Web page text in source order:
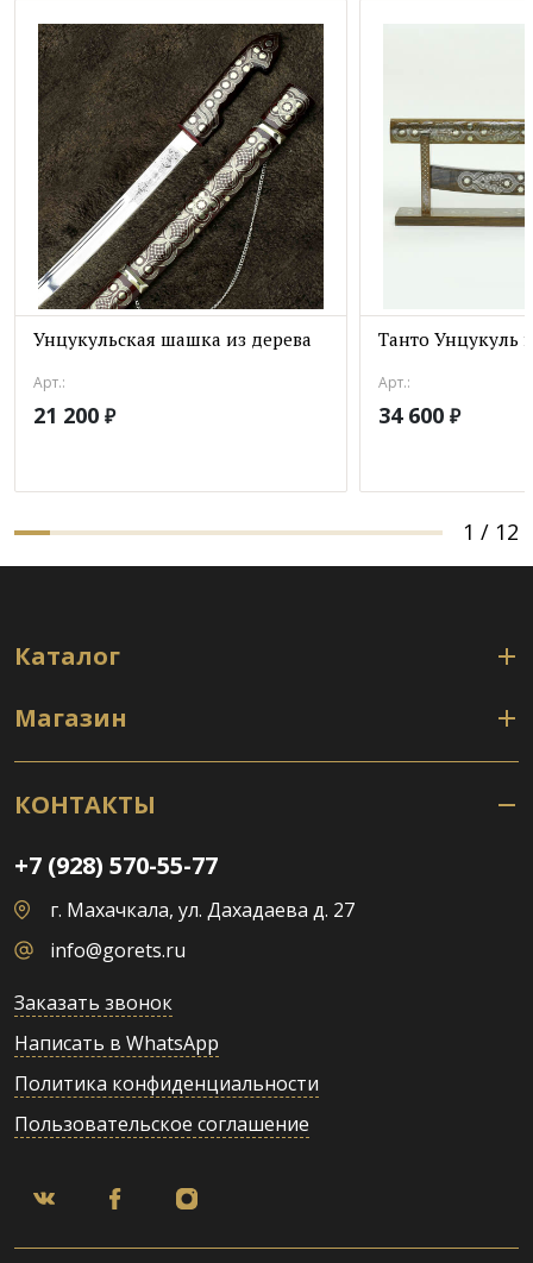
Унцукульская шашка из дерева
Арт.:
21 200 ₽
Танто Унцукуль
Арт.:
34 600 ₽
1 / 12
Каталог
Магазин
КОНТАКТЫ
+7 (928) 570-55-77
г. Махачкала, ул. Дахадаева д. 27
info@gorets.ru
Заказать звонок
Написать в WhatsApp
Политика конфиденциальности
Пользовательское соглашение